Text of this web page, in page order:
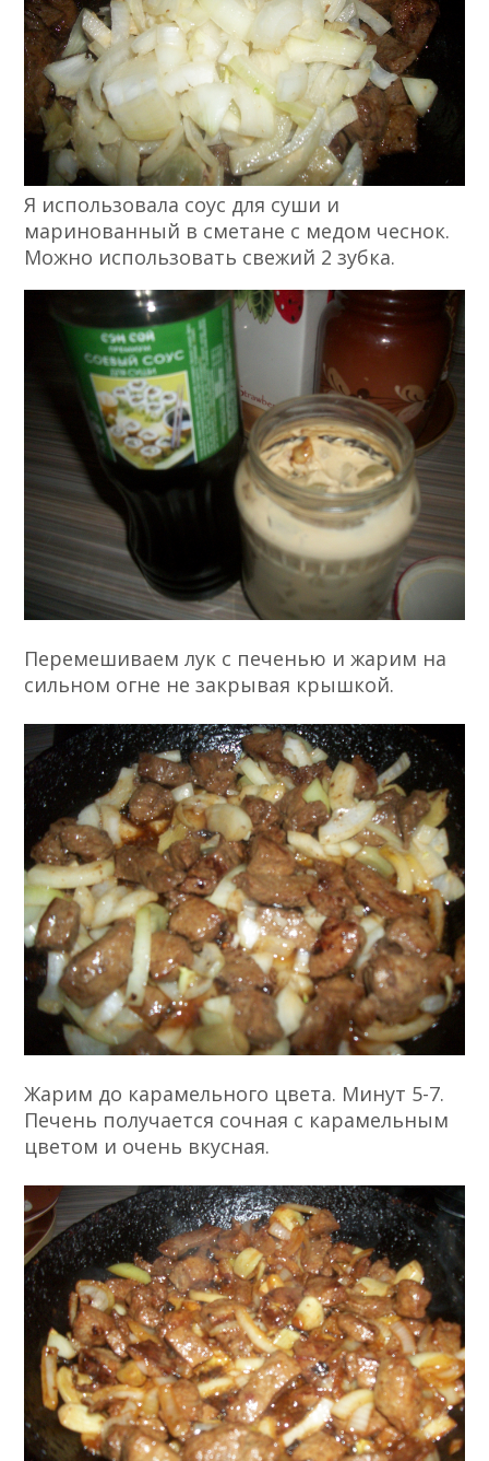
Я использовала соус для суши и
маринованный в сметане с медом чеснок.
Можно использовать свежий 2 зубка.
Перемешиваем лук с печенью и жарим на
сильном огне не закрывая крышкой.
Жарим до карамельного цвета. Минут 5-7.
Печень получается сочная с карамельным
цветом и очень вкусная.